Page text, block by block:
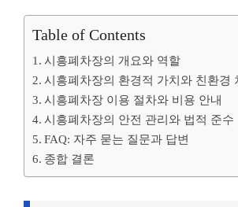
Table of Contents
시흥폐차장의 개요와 역할
시흥폐차장의 환경적 가치와 친환경
시흥폐차장 이용 절차와 비용 안내
시흥폐차장의 안전 관리와 법적 준수
FAQ: 자주 묻는 질문과 답변
종합 결론